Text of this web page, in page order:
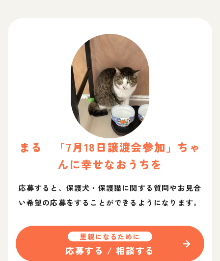
まる 「7月18日譲渡会参加」 ちゃ
んに幸せなおうちを
応募すると、保護犬・保護猫に関する質問やお見合
い希望の応募をすることができるようになります。
里親になるために
応募する / 相談する